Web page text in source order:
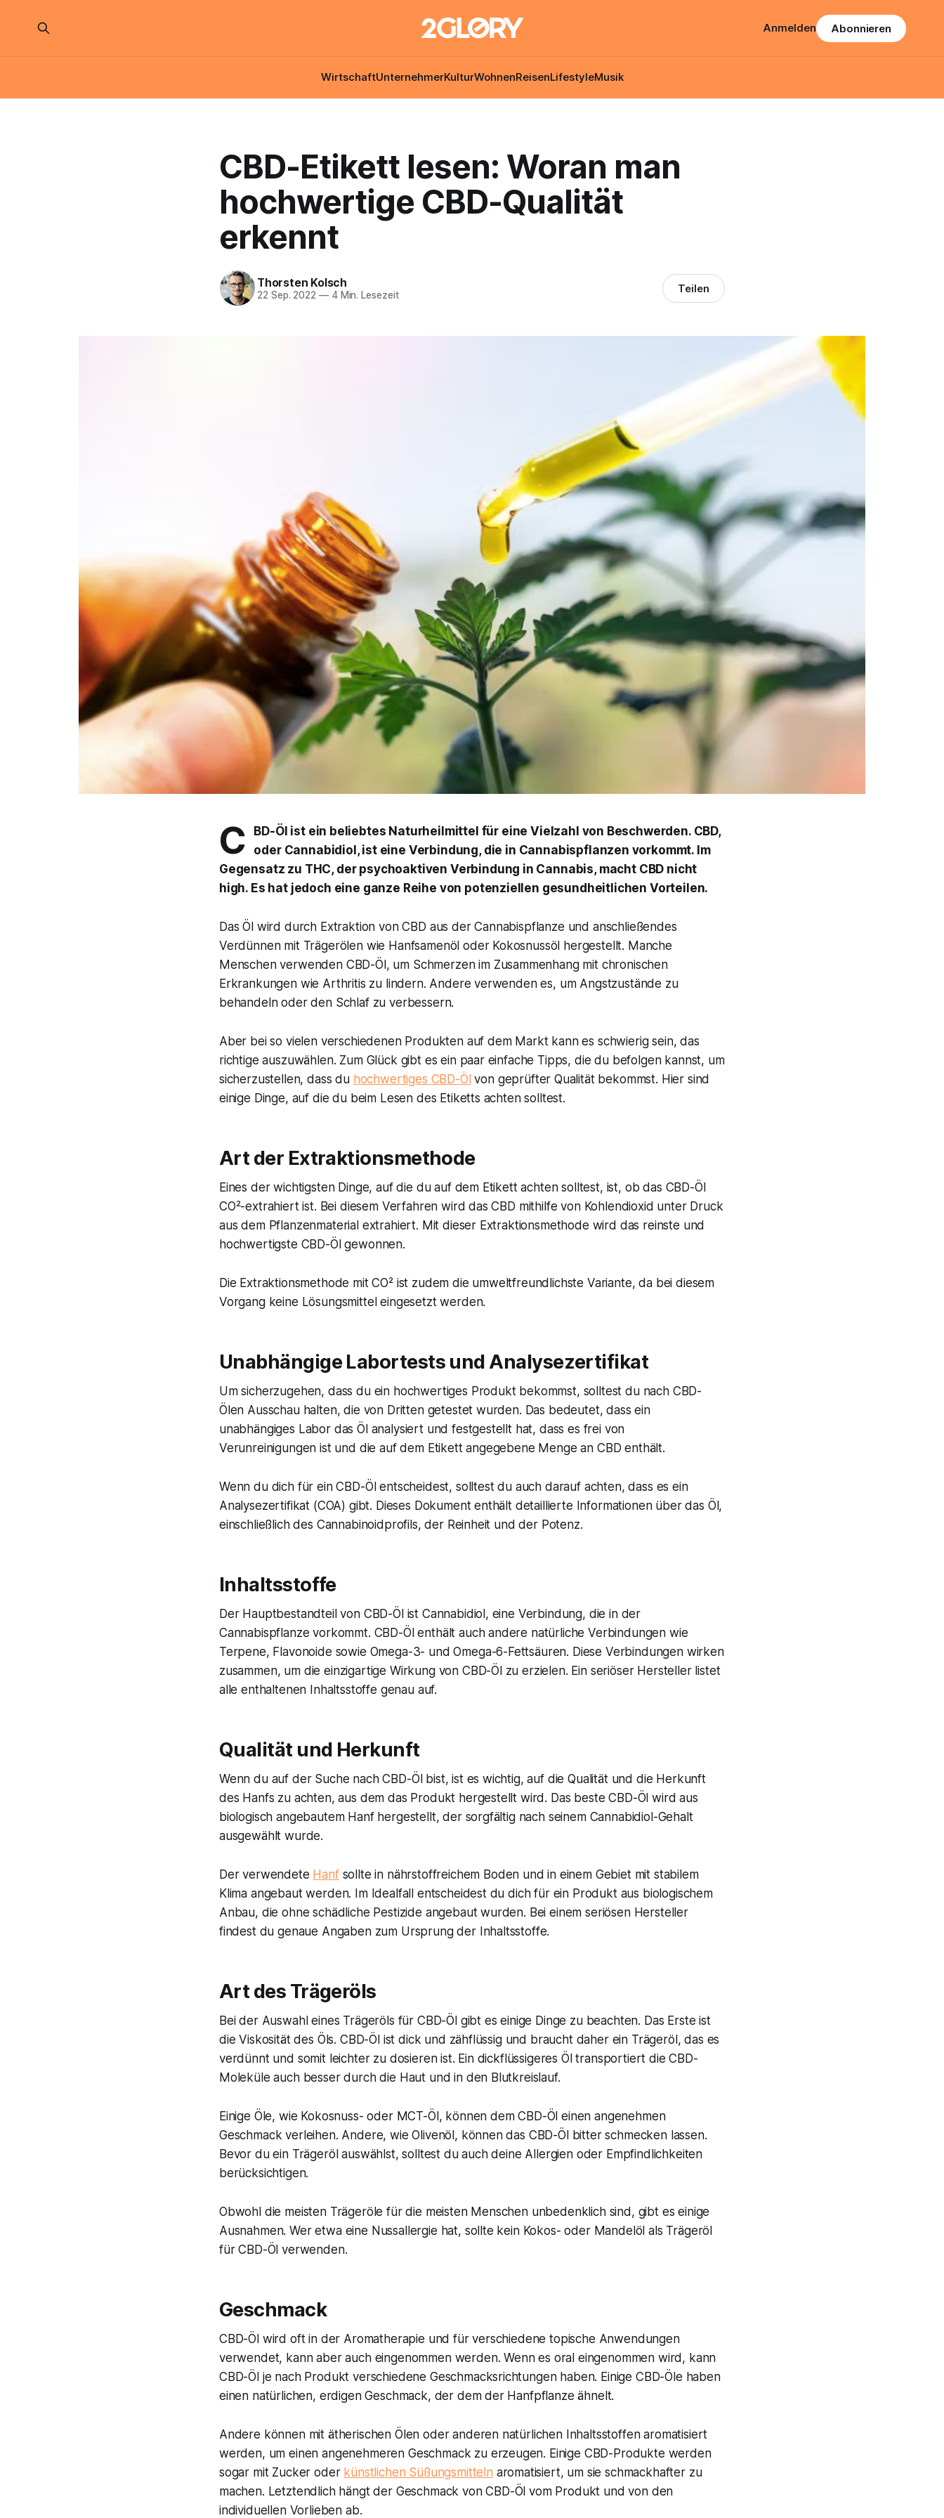
WirtschaftUnternehmerKulturWohnenReisenLifestyleMusik
Anmelden Abonnieren
CBD-Etikett lesen: Woran man
hochwertige CBD-Qualität
erkennt
Thorsten Kolsch
22 Sep. 2022 —4 Min. Lesezeit Teilen
C
BD-Öl ist ein beliebtes Naturheilmittel für eine Vielzahl von Beschwerden. CBD,
oder Cannabidiol, ist eine Verbindung, die in Cannabispflanzen vorkommt. Im
Gegensatz zu THC, der psychoaktiven Verbindung in Cannabis, macht CBD nicht
high. Es hat jedoch eine ganze Reihe von potenziellen gesundheitlichen Vorteilen.
Das Öl wird durch Extraktion von CBD aus der Cannabispflanze und anschließendes
Verdünnen mit Trägerölen wie Hanfsamenöl oder Kokosnussöl hergestellt. Manche
Menschen verwenden CBD-Öl, um Schmerzen im Zusammenhang mit chronischen
Erkrankungen wie Arthritis zu lindern. Andere verwenden es, um Angstzustände zu
behandeln oder den Schlaf zu verbessern.
Aber bei so vielen verschiedenen Produkten auf dem Markt kann es schwierig sein, das
richtige auszuwählen. Zum Glück gibt es ein paar einfache Tipps, die du befolgen kannst, um
sicherzustellen, dass du hochwertiges CBD-Öl von geprüfter Qualität bekommst. Hier sind
einige Dinge, auf die du beim Lesen des Etiketts achten solltest.
Art der Extraktionsmethode
Eines der wichtigsten Dinge, auf die du auf dem Etikett achten solltest, ist, ob das CBD-Öl
CO²-extrahiert ist. Bei diesem Verfahren wird das CBD mithilfe von Kohlendioxid unter Druck
aus dem Pflanzenmaterial extrahiert. Mit dieser Extraktionsmethode wird das reinste und
hochwertigste CBD-Öl gewonnen.
Die Extraktionsmethode mit CO² ist zudem die umweltfreundlichste Variante, da bei diesem
Vorgang keine Lösungsmittel eingesetzt werden.
Unabhängige Labortests und Analysezertifikat
Um sicherzugehen, dass du ein hochwertiges Produkt bekommst, solltest du nach CBD-
Ölen Ausschau halten, die von Dritten getestet wurden. Das bedeutet, dass ein
unabhängiges Labor das Öl analysiert und festgestellt hat, dass es frei von
Verunreinigungen ist und die auf dem Etikett angegebene Menge an CBD enthält.
Wenn du dich für ein CBD-Öl entscheidest, solltest du auch darauf achten, dass es ein
Analysezertifikat (COA) gibt. Dieses Dokument enthält detaillierte Informationen über das Öl,
einschließlich des Cannabinoidprofils, der Reinheit und der Potenz.
Inhaltsstoffe
Der Hauptbestandteil von CBD-Öl ist Cannabidiol, eine Verbindung, die in der
Cannabispflanze vorkommt. CBD-Öl enthält auch andere natürliche Verbindungen wie
Terpene, Flavonoide sowie Omega-3- und Omega-6-Fettsäuren. Diese Verbindungen wirken
zusammen, um die einzigartige Wirkung von CBD-Öl zu erzielen. Ein seriöser Hersteller listet
alle enthaltenen Inhaltsstoffe genau auf.
Qualität und Herkunft
Wenn du auf der Suche nach CBD-Öl bist, ist es wichtig, auf die Qualität und die Herkunft
des Hanfs zu achten, aus dem das Produkt hergestellt wird. Das beste CBD-Öl wird aus
biologisch angebautem Hanf hergestellt, der sorgfältig nach seinem Cannabidiol-Gehalt
ausgewählt wurde.
Der verwendete Hanfsollte in nährstoffreichem Boden und in einem Gebiet mit stabilem
Klima angebaut werden. Im Idealfall entscheidest du dich für ein Produkt aus biologischem
Anbau, die ohne schädliche Pestizide angebaut wurden. Bei einem seriösen Hersteller
findest du genaue Angaben zum Ursprung der Inhaltsstoffe.
Art des Trägeröls
Bei der Auswahl eines Trägeröls für CBD-Öl gibt es einige Dinge zu beachten. Das Erste ist
die Viskosität des Öls. CBD-Öl ist dick und zähflüssig und braucht daher ein Trägeröl, das es
verdünnt und somit leichter zu dosieren ist. Ein dickflüssigeres Öl transportiert die CBD-
Moleküle auch besser durch die Haut und in den Blutkreislauf.
Einige Öle, wie Kokosnuss- oder MCT-Öl, können dem CBD-Öl einen angenehmen
Geschmack verleihen. Andere, wie Olivenöl, können das CBD-Öl bitter schmecken lassen.
Bevor du ein Trägeröl auswählst, solltest du auch deine Allergien oder Empfindlichkeiten
berücksichtigen.
Obwohl die meisten Trägeröle für die meisten Menschen unbedenklich sind, gibt es einige
Ausnahmen. Wer etwa eine Nussallergie hat, sollte kein Kokos- oder Mandelöl als Trägeröl
für CBD-Öl verwenden.
Geschmack
CBD-Öl wird oft in der Aromatherapie und für verschiedene topische Anwendungen
verwendet, kann aber auch eingenommen werden. Wenn es oral eingenommen wird, kann
CBD-Öl je nach Produkt verschiedene Geschmacksrichtungen haben. Einige CBD-Öle haben
einen natürlichen, erdigen Geschmack, der dem der Hanfpflanze ähnelt.
Andere können mit ätherischen Ölen oder anderen natürlichen Inhaltsstoffen aromatisiert
werden, um einen angenehmeren Geschmack zu erzeugen. Einige CBD-Produkte werden
sogar mit Zucker oder künstlichen Süßungsmitteln aromatisiert, um sie schmackhafter zu
machen. Letztendlich hängt der Geschmack von CBD-Öl vom Produkt und von den
individuellen Vorlieben ab.